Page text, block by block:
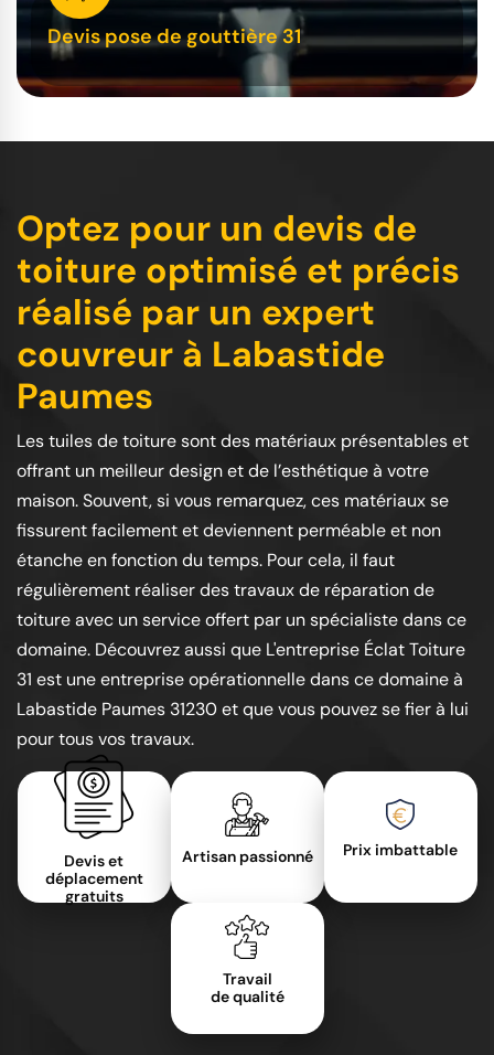
Devis pose de gouttière 31
Optez pour un devis de
toiture optimisé et précis
réalisé par un expert
couvreur à Labastide
Paumes
Les tuiles de toiture sont des matériaux présentables et
offrant un meilleur design et de l’esthétique à votre
maison. Souvent, si vous remarquez, ces matériaux se
fissurent facilement et deviennent perméable et non
étanche en fonction du temps. Pour cela, il faut
régulièrement réaliser des travaux de réparation de
toiture avec un service offert par un spécialiste dans ce
domaine. Découvrez aussi que L'entreprise Éclat Toiture
31 est une entreprise opérationnelle dans ce domaine à
Labastide Paumes 31230 et que vous pouvez se fier à lui
pour tous vos travaux.
Devis et
déplacement
gratuits
Artisan passionné Prix imbattable
Travail
de qualité